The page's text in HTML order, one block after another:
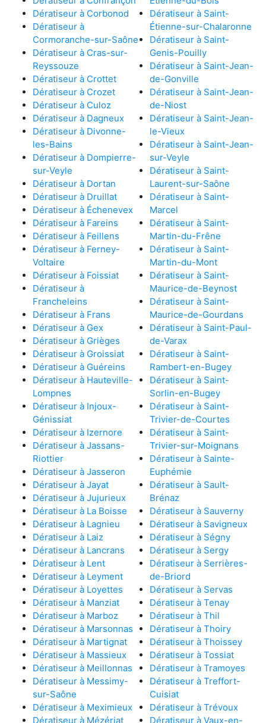
Dératiseur à Corbonod
Dératiseur à
Cormoranche-sur-Saône
Dératiseur à Cras-sur-
Reyssouze
Dératiseur à Crottet
Dératiseur à Crozet
Dératiseur à Culoz
Dératiseur à Dagneux
Dératiseur à Divonne-
les-Bains
Dératiseur à Dompierre-
sur-Veyle
Dératiseur à Dortan
Dératiseur à Druillat
Dératiseur à Échenevex
Dératiseur à Fareins
Dératiseur à Feillens
Dératiseur à Ferney-
Voltaire
Dératiseur à Foissiat
Dératiseur à
Francheleins
Dératiseur à Frans
Dératiseur à Gex
Dératiseur à Grièges
Dératiseur à Groissiat
Dératiseur à Guéreins
Dératiseur à Hauteville-
Lompnes
Dératiseur à Injoux-
Génissiat
Dératiseur à Izernore
Dératiseur à Jassans-
Riottier
Dératiseur à Jasseron
Dératiseur à Jayat
Dératiseur à Jujurieux
Dératiseur à La Boisse
Dératiseur à Lagnieu
Dératiseur à Laiz
Dératiseur à Lancrans
Dératiseur à Lent
Dératiseur à Leyment
Dératiseur à Loyettes
Dératiseur à Manziat
Dératiseur à Marboz
Dératiseur à Marsonnas
Dératiseur à Martignat
Dératiseur à Massieux
Dératiseur à Meillonnas
Dératiseur à Messimy-
sur-Saône
Dératiseur à Meximieux
Dératiseur à Mézériat
Dératiseur à Saint-
Étienne-sur-Chalaronne
Dératiseur à Saint-
Genis-Pouilly
Dératiseur à Saint-Jean-
de-Gonville
Dératiseur à Saint-Jean-
de-Niost
Dératiseur à Saint-Jean-
le-Vieux
Dératiseur à Saint-Jean-
sur-Veyle
Dératiseur à Saint-
Laurent-sur-Saône
Dératiseur à Saint-
Marcel
Dératiseur à Saint-
Martin-du-Frêne
Dératiseur à Saint-
Martin-du-Mont
Dératiseur à Saint-
Maurice-de-Beynost
Dératiseur à Saint-
Maurice-de-Gourdans
Dératiseur à Saint-Paul-
de-Varax
Dératiseur à Saint-
Rambert-en-Bugey
Dératiseur à Saint-
Sorlin-en-Bugey
Dératiseur à Saint-
Trivier-de-Courtes
Dératiseur à Saint-
Trivier-sur-Moignans
Dératiseur à Sainte-
Euphémie
Dératiseur à Sault-
Brénaz
Dératiseur à Sauverny
Dératiseur à Savigneux
Dératiseur à Ségny
Dératiseur à Sergy
Dératiseur à Serrières-
de-Briord
Dératiseur à Servas
Dératiseur à Tenay
Dératiseur à Thil
Dératiseur à Thoiry
Dératiseur à Thoissey
Dératiseur à Tossiat
Dératiseur à Tramoyes
Dératiseur à Treffort-
Cuisiat
Dératiseur à Trévoux
Dératiseur à Vaux-en-